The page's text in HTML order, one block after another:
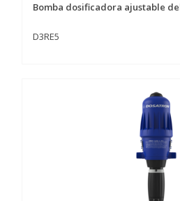
Bomba dosificadora ajustable
D3RE5